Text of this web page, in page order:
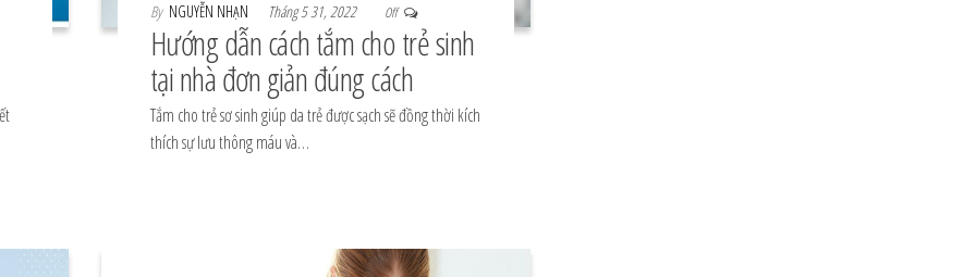
By NGUYỄN NHẠN Tháng 5 31, 2022 Off
Hướng dẫn cách tắm cho trẻ sinh
tại nhà đơn giản đúng cách
Tắm cho trẻ sơ sinh giúp da trẻ được sạch sẽ đồng thời kích
thích sự lưu thông máu và…